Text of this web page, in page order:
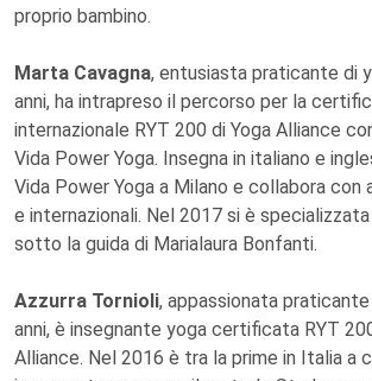
proprio bambino.
Marta Cavagna, entusiasta praticante di
anni, ha intrapreso il percorso per la
internazionale RYT 200 di Yoga Alliance
Vida Power Yoga. Insegna in italiano e
Vida Power Yoga a Milano e collabora con
e internazionali. Nel 2017 si è
sotto la guida di Marialaura Bonfanti.
Azzurra Tornioli, appassionata
anni, è insegnante yoga certificata RYT
Alliance. Nel 2016 è tra la prime in Italia a